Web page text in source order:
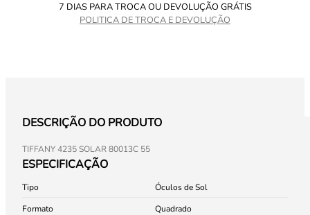
7 DIAS PARA TROCA OU DEVOLUÇÃO GRÁTIS
POLITICA DE TROCA E DEVOLUÇÃO
DESCRIÇÃO DO PRODUTO
TIFFANY 4235 SOLAR 80013C 55
ESPECIFICAÇÃO
Tipo
Óculos de Sol
Formato
Quadrado